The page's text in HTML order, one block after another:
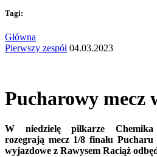
Tagi:
Główna
Pierwszy zespół 04.03.2023
Pucharowy mecz
W niedzielę piłkarze Chemika
rozegrają mecz 1/8 finału Pucharu
wyjazdowe z Rawysem Raciąż